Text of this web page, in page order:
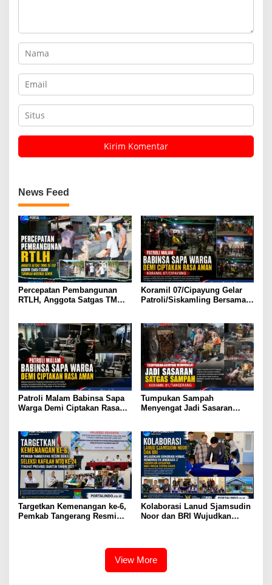
News Feed
Percepatan Pembangunan
RTLH, Anggota Satgas TMMD
Koramil 07/Cipayung Gelar
Patroli/Siskamling Bersama
Patroli Malam Babinsa Sapa
Warga Demi Ciptakan Rasa
Tumpukan Sampah
Menyengat Jadi Sasaran
Targetkan Kemenangan ke-6,
Pemkab Tangerang Resmi
Kolaborasi Lanud Sjamsudin
Noor dan BRI Wujudkan
View More